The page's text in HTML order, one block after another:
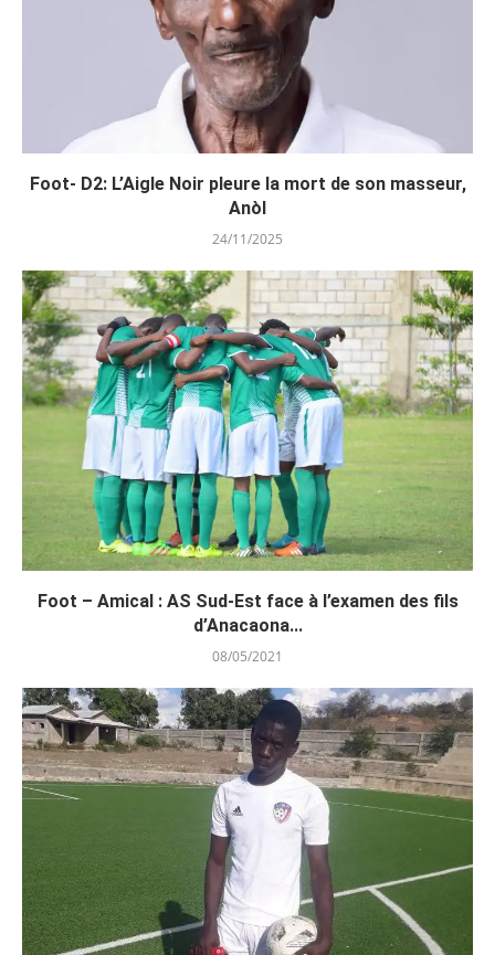
Foot- D2: L’Aigle Noir pleure la mort de son masseur,
Anòl
24/11/2025
Foot – Amical : AS Sud-Est face à l’examen des fils
d’Anacaona...
08/05/2021